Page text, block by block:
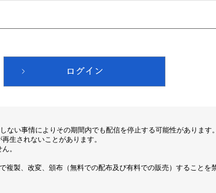
い事情によりその期間内でも配信を停止する可能性があります。
生されないことがあります。
。
製、改変、頒布（無料での配布及び有料での販売）することを